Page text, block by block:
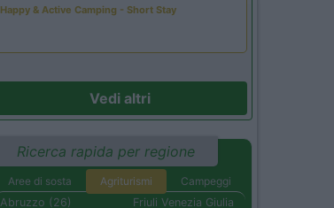
Happy & Active Camping - Short Stay
Vedi altri
Ricerca rapida per regione
Aree di sosta Agriturismi
Campeggi
Abruzzo (26)
Friuli Venezia Giulia